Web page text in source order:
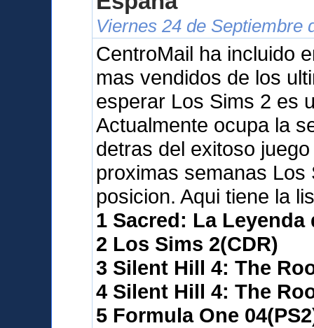
Viernes 24 de Septiembre
CentroMail ha incluido
mas vendidos de los
esperar Los Sims 2 es
Actualmente ocupa la
detras del exitoso
proximas semanas
posicion. Aqui tiene la
1 Sacred: La Leyenda
2 Los Sims 2(CDR)
3 Silent Hill 4: The
4 Silent Hill 4: The
5 Formula One